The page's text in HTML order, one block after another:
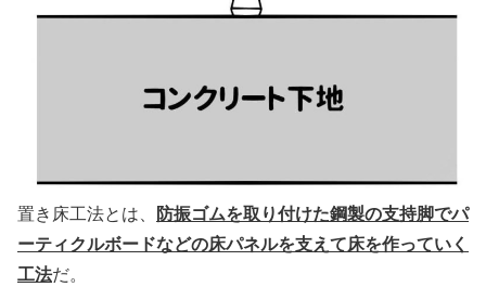
置き床工法とは、 防振ゴムを取り付けた鋼製の支持脚でパ
ーティクルボードなどの床パネルを支えて床を作っていく
工法だ。